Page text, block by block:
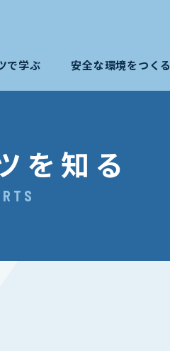
で学ぶ 安全な環境をつくる
を知る